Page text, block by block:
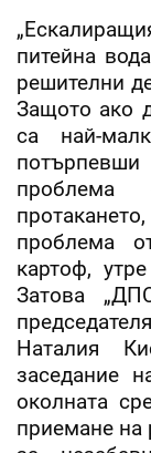
питейна
решителни
Защото ако
са най-
проблема
картоф,
Затова
Наталия
заседание
околната
приемане на